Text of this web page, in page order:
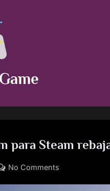
para Steam
No Comments